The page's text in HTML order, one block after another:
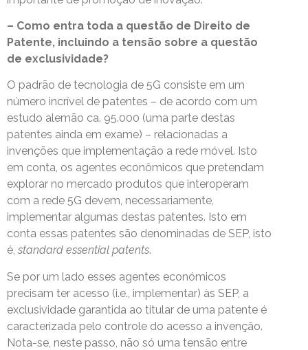
– Como entra toda a questão de Direito de
Patente, incluindo a tensão sobre a questão
de exclusividade?
O padrão de tecnologia de 5G consiste em um
número incrível de patentes – de acordo com um
estudo alemão ca. 95.000 (uma parte destas
patentes ainda em exame) – relacionadas a
invenções que implementação a rede móvel. Isto
em conta, os agentes econômicos que pretendam
explorar no mercado produtos que interoperam
com a rede 5G devem, necessariamente,
implementar algumas destas patentes. Isto em
conta essas patentes são denominadas de SEP, isto
é, standard essential patents.
Se por um lado esses agentes económicos
precisam ter acesso (i.e., implementar) às SEP, a
exclusividade garantida ao titular de uma patente é
caracterizada pelo controle do acesso a invenção.
Nota-se, neste passo, não só uma tensão entre